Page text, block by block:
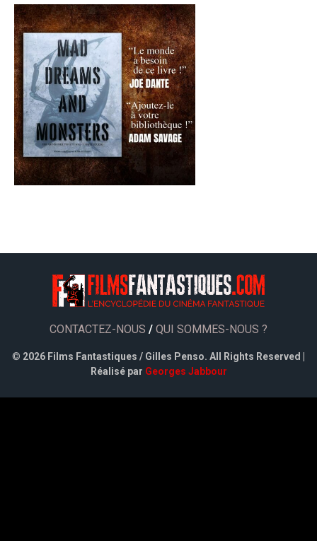
CONTACTEZ-NOUS / QUI SOMMES-NOUS ?
© 2026 Films Fantastiques / Gilles Penso. All Rights Reserved |
Réalisé par Georges Jabbour